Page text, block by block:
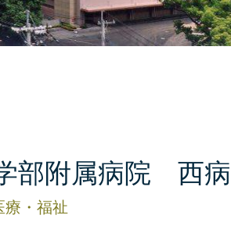
部附属病院 西
療・福祉